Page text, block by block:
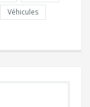
Véhicules